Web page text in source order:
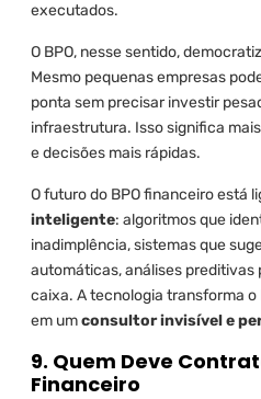
executados.
O BPO, nesse sentido,
Mesmo pequenas empresas
ponta sem precisar investir
infraestrutura. Isso significa
e decisões mais rápidas.
O futuro do BPO financeiro está
inteligente: algoritmos que
inadimplência, sistemas que
automáticas, análises preditivas
caixa. A tecnologia transforma o
em umconsultor invisível e
9. Quem Deve
Financeiro